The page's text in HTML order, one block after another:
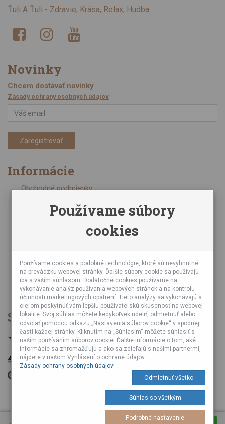
Ťuli A Ťuli - Zdravie, Krása, Relax, Hudba
Novinky
Chcem dostávať novinky
Zásady ochrany osobných údajov
Zaregistrovať
Informácie
Obchodné podmienky
Online kurzy bubnovania
Poznáte nás z TV a Rádia
Partnerské predajne
Testy výrobkov
Ekológia
Veľkoobchod
Spôsob platby
od Tuli A Tuli Laboratories s. r. o.
Používame súbory
cookies
Používame cookies a podobné technológie, ktoré sú nevyhnutné
na prevádzku webovej stránky. Ďalšie súbory cookie sa používajú
iba s vaším súhlasom. Dodatočné cookies používame na
vykonávanie analýz používania webových stránok a na kontrolu
účinnosti marketingových opatrení. Tieto analýzy sa vykonávajú s
cieľom poskytnúť vám lepšiu používateľskú skúsenosť na webovej
lokalite. Svoj súhlas môžete kedykoľvek udeliť, odmietnuť alebo
odvolať pomocou odkazu „Nastavenia súborov cookie“ v spodnej
časti každej stránky. Kliknutím na „Súhlasím“ môžete súhlasiť s
naším používaním súborov cookie. Ďalšie informácie o tom, aké
informácie sa zhromažďujú a ako sa zdieľajú s našimi partnermi,
nájdete v našom Vyhlásení o ochrane údajov.
Zásady ochrany osobných údajov
Odmietnuť všetko
Súhlas so všetkým
Podrobné nastavenie